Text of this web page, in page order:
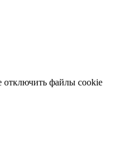
отключить файлы cookie